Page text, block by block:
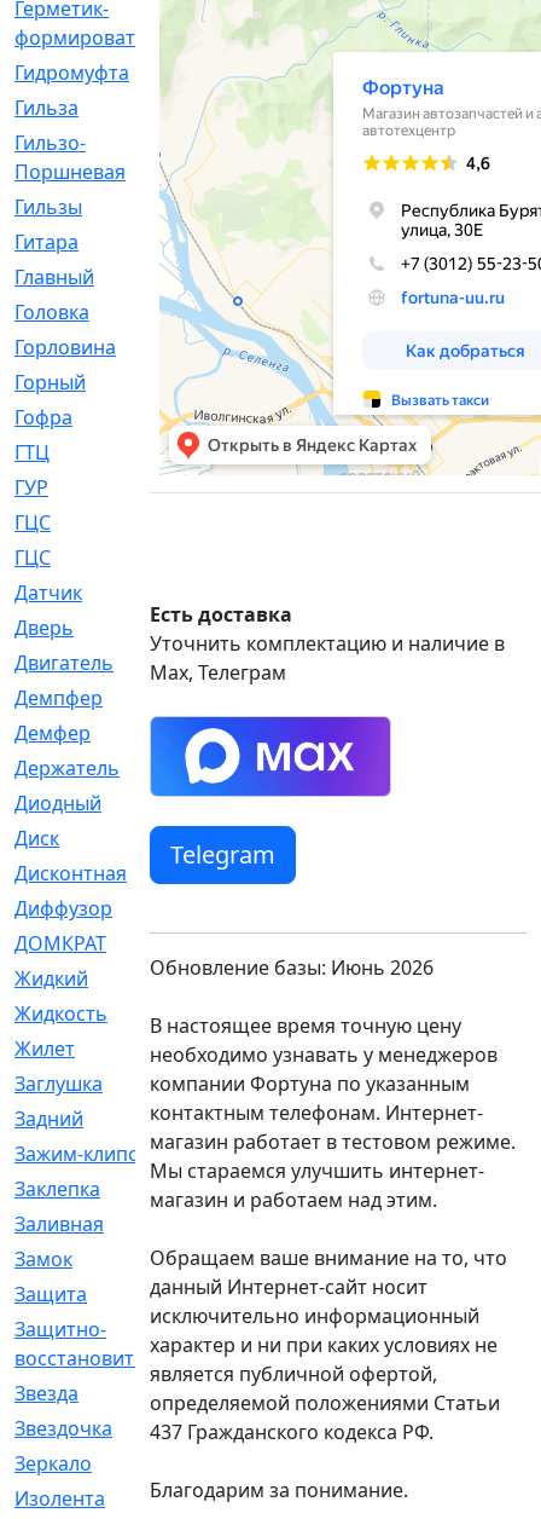
Герметик-
формирователь
[3]
Гидромуфта
[47]
Гильза
[56]
Гильзо-
Поршневая
[13]
Гильзы
[259]
Гитара
[7]
Главный
[29]
Головка
[28]
Горловина
[14]
Горный
Гофра
[86]
ГТЦ
[96]
ГУР
[34]
ГЦC
ГЦС
Датчик
Дверь
[249]
Двигатель
[64]
Демпфер
Демфер
[1]
Держатель
[5]
Диодный
[3]
Диск
Дисконтная
Диффузор
ДОМКРАТ
Жидкий
[5]
Жидкость
Жилет
[1]
Заглушка
[21]
Задний
[528]
Зажим-клипса
[1]
Заклепка
[1]
Заливная
Замок
[12]
Защита
[79]
Защитно-
восстановительный
[4]
Звезда
[1]
Звездочка
[5]
Зеркало
Изолента
[1]
Есть доставка
Уточнить комплектацию и наличие в
Max, Телеграм
Telegram
Обновление базы: Июнь 2026
В настоящее время точную цену
необходимо узнавать у менеджеров
компании Фортуна по указанным
контактным телефонам. Интернет-
магазин работает в тестовом режиме.
Мы стараемся улучшить интернет-
магазин и работаем над этим.
Обращаем ваше внимание на то, что
данный Интернет-сайт носит
исключительно информационный
характер и ни при каких условиях не
является публичной офертой,
определяемой положениями Статьи
437 Гражданского кодекса РФ.
Благодарим за понимание.